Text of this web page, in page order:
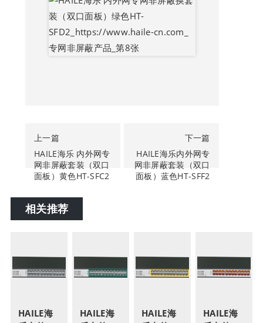
上一篇
HAILE海乐 内外网专
网非屏蔽套装（双口
面板）黄色HT-SFC2
下一篇
HAILE海乐内外网专
网非屏蔽套装（双口
面板）蓝色HT-SFF2
相关推荐
HAILE海
HAILE海
HAILE海
HAILE海